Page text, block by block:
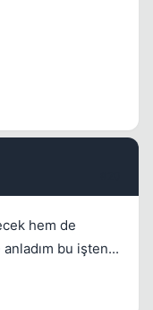
hem de
bu işten...